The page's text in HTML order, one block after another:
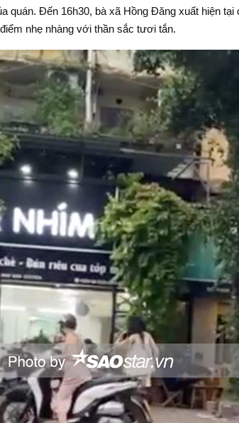
quán. Đến 16h30, bà xã Hồng Đăng xuất hiện tại
nhẹ nhàng với thần sắc tươi tắn.